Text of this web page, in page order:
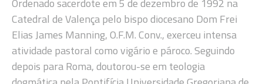
Catedral de Valença pelo bispo diocesano Dom Frei
Elias James Manning, O.F.M. Conv., exerceu intensa
atividade pastoral como vigário e pároco. Seguindo
depois para Roma, doutorou-se em teologia